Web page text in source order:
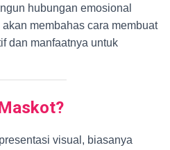
hubungan emosional
membahas cara membuat
dan manfaatnya untuk
visual, biasanya